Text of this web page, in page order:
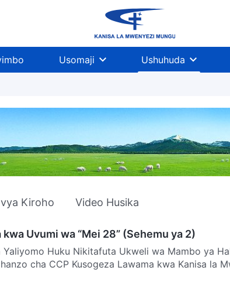
Usomaji Ushuhuda
Kiroho Video Husika
Uvumi wa “Mei 28” (Sehemu ya 2)
cha CCP Kusogeza Lawama kwa Kanisa la